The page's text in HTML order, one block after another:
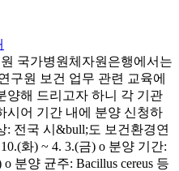
국가병원체자원은행에서는
구원 보건 업무 관련 교육에
양해 드리고자 하니 각 기관
시어 기간 내에 분양 신청하
: 전국 시&bull;도 보건환경연
화) ~ 4. 3.(금) o 분양 기간:
분양 균주: Bacillus cereus 등